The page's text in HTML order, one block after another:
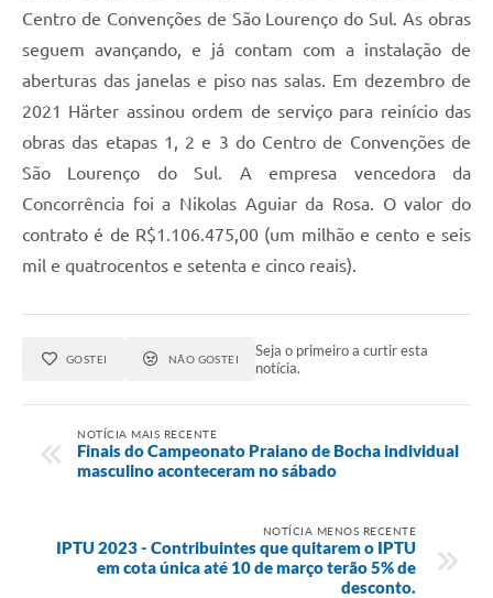
Centro de Convenções de São Lourenço do Sul. As obras
seguem avançando, e já contam com a instalação de
aberturas das janelas e piso nas salas. Em dezembro de
2021 Härter assinou ordem de serviço para reinício das
obras das etapas 1, 2 e 3 do Centro de Convenções de
São Lourenço do Sul. A empresa vencedora da
Concorrência foi a Nikolas Aguiar da Rosa. O valor do
contrato é de R$1.106.475,00 (um milhão e cento e seis
mil e quatrocentos e setenta e cinco reais).
GOSTEI NÃO GOSTEI
Seja o primeiro a curtir esta
notícia.
NOTÍCIA MAIS RECENTE
Finais do Campeonato Praiano de Bocha individual
masculino aconteceram no sábado
NOTÍCIA MENOS RECENTE
IPTU 2023 - Contribuintes que quitarem o IPTU
em cota única até 10 de março terão 5% de
desconto.